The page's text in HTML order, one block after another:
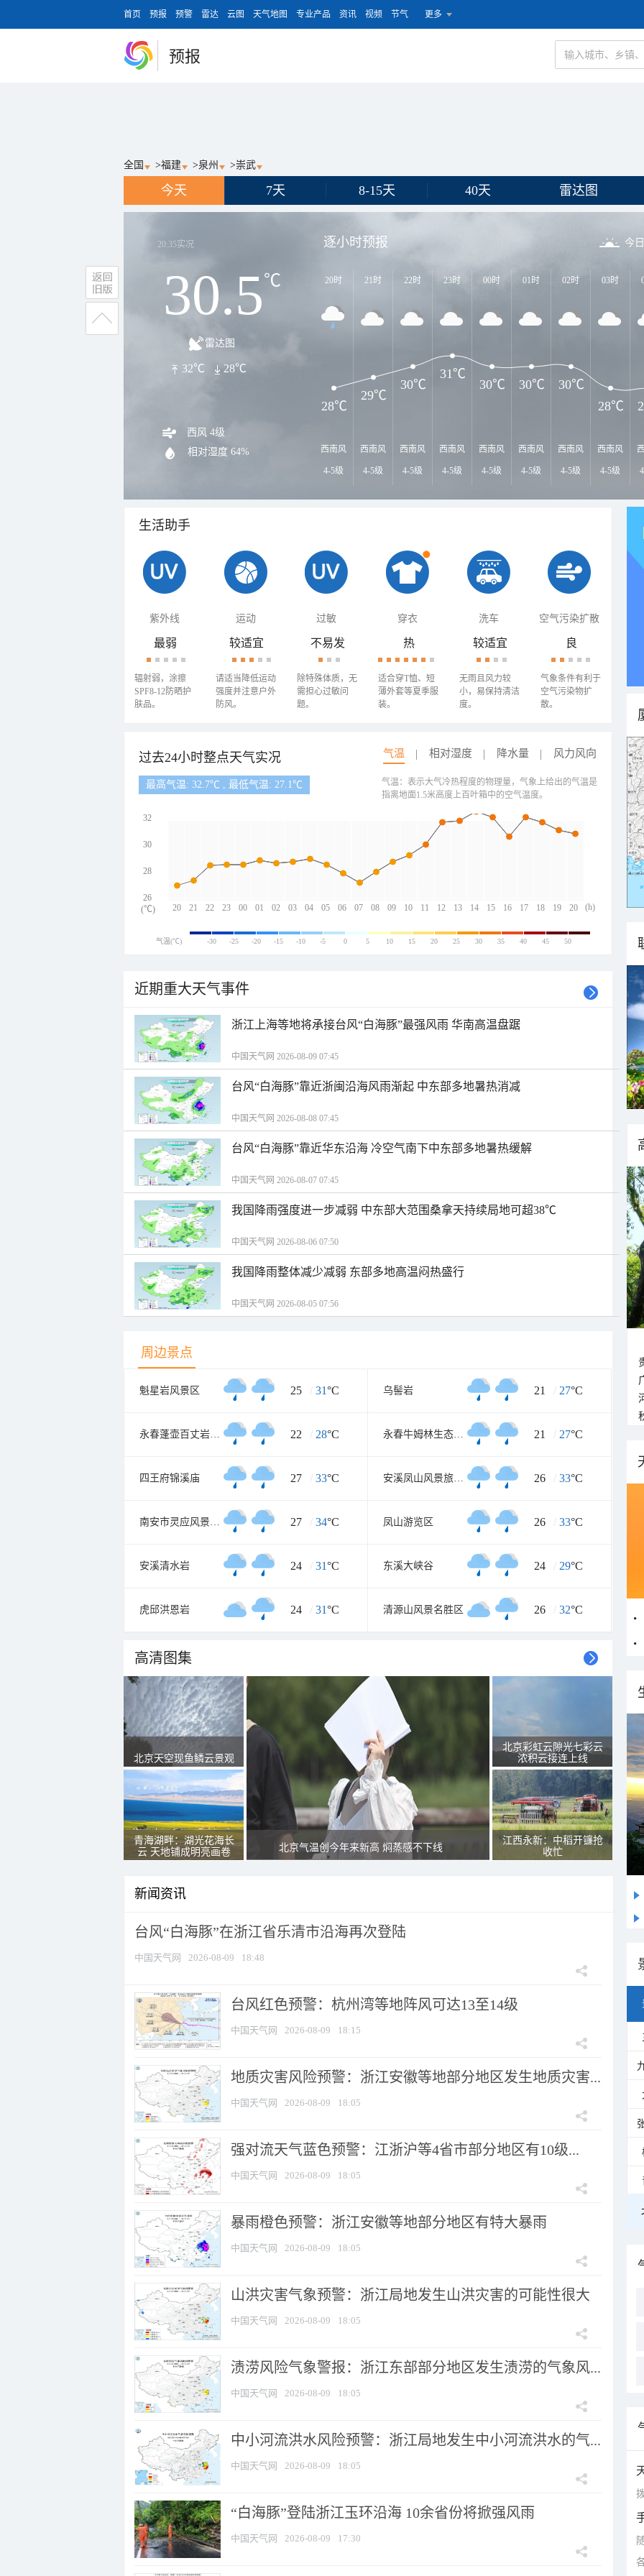
首页 预报 预警 雷达 云图 天气地图 专业产品 资讯 视频 节气 更多
预报
全国 >福建 >泉州 >崇武
今天 7天 8-15天 40天 雷达图
20:35实况
30.5℃
雷达图
32℃ 28℃
西风 4级
相对湿度 64%
逐小时预报 今
20时
西南风
4-5级
21时
西南风
4-5级
22时
西南风
4-5级
23时
西南风
4-5级
00时
西南风
4-5级
01时
西南风
4-5级
02时
西南风
4-5级
03时
西南风
4-5级
28℃
29℃
30℃
31℃
30℃ 30℃
30℃
28℃
生活助手
紫外线 运动 过敏 穿衣 洗车 空气污染扩散
最弱
辐射弱，涂擦
SPF8-12防晒护
肤品。
较适宜
请适当降低运动
强度并注意户外
防风。
不易发
除特殊体质，无
需担心过敏问
题。
热
适合穿T恤、短
薄外套等夏季服
装。
较适宜
无雨且风力较
小，易保持清洁
度。
良
气象条件有利于
空气污染物扩
散。
过去24小时整点天气实况 气温 相对湿度 降水量 风力风向
最高气温: 32.7℃ , 最低气温: 27.1℃
20 21 22 23 00 01 02 03 04 05 06 07 08 09 10 11 12 13 14 15 16 17 18 19 20
32
30
28
26
(h)
(℃)
气温：表示大气冷热程度的物理量，气象上给出的气温是
指离地面1.5米高度上百叶箱中的空气温度。
气温(℃) -30 -25 -20 -15 -10 -5 0 5 10 15 20 25 30 35 40 45 50
近期重大天气事件
浙江上海等地将承接台风“白海豚”最强风雨 华南高温盘踞
中国天气网 2026-08-09 07:45
台风“白海豚”靠近浙闽沿海风雨渐起 中东部多地暑热消减
中国天气网 2026-08-08 07:45
台风“白海豚”靠近华东沿海 冷空气南下中东部多地暑热缓解
中国天气网 2026-08-07 07:45
我国降雨强度进一步减弱 中东部大范围桑拿天持续局地可超38℃
中国天气网 2026-08-06 07:50
我国降雨整体减少减弱 东部多地高温闷热盛行
中国天气网 2026-08-05 07:56
周边景点
魁星岩风景区 25 / 31°C 乌髻岩 21 / 27°C
永春蓬壶百丈岩风景区 22 / 28°C 永春牛姆林生态旅游区 21 / 27°C
四王府锦溪庙 27 / 33°C 安溪凤山风景旅游区 26 / 33°C
南安市灵应风景旅游区 27 / 34°C 凤山游览区 26 / 33°C
安溪清水岩 24 / 31°C 东溪大峡谷 24 / 29°C
虎邱洪恩岩 24 / 31°C 清源山风景名胜区 26 / 32°C
高清图集
北京天空现鱼鳞云景观
青海湖畔：湖光花海长
云 天地铺成明亮画卷
北京气温创今年来新高 焖蒸感不下线
北京彩虹云隙光七彩云
浓积云接连上线
江西永新：中稻开镰抢
收忙
新闻资讯
台风“白海豚”在浙江省乐清市沿海再次登陆
中国天气网 2026-08-09 18:48
​台风红色预警：杭州湾等地阵风可达13至14级
中国天气网 2026-08-09 18:15
地质灾害风险预警：浙江安徽等地部分地区发生地质灾害...
中国天气网 2026-08-09 18:05
强对流天气蓝色预警：江浙沪等4省市部分地区有10级...
中国天气网 2026-08-09 18:05
暴雨橙色预警：浙江安徽等地部分地区有特大暴雨
中国天气网 2026-08-09 18:05
山洪灾害气象预警：浙江局地发生山洪灾害的可能性很大
中国天气网 2026-08-09 18:05
渍涝风险气象警报：浙江东部部分地区发生渍涝的气象风...
中国天气网 2026-08-09 18:05
中小河流洪水风险预警：浙江局地发生中小河流洪水的气...
中国天气网 2026-08-09 18:05
“白海豚”登陆浙江玉环沿海 10余省份将掀强风雨
中国天气网 2026-08-09 17:30